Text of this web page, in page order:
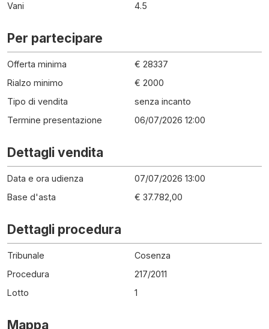
Vani
4.5
Per partecipare
Offerta minima
€ 28337
Rialzo minimo
€ 2000
Tipo di vendita
senza incanto
Termine presentazione
06/07/2026 12:00
Dettagli vendita
Data e ora udienza
07/07/2026 13:00
Base d'asta
€ 37.782,00
Dettagli procedura
Tribunale
Cosenza
Procedura
217/2011
Lotto
1
Mappa